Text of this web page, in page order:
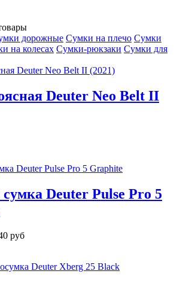
дорожные Сумки на плечо Сумки
на колесах Сумки-рюкзаки Сумки для
Deuter Neo Belt II
Deuter Pulse Pro 5
руб